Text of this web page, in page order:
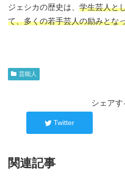
ジェシカの歴史は、 学生芸人と
て、多くの若手芸人の励みとな
芸能人
シェアす
Twitter
関連記事